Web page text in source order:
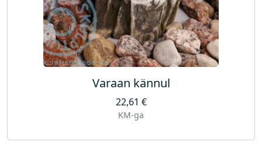
Varaan kännul
22,61 €
KM-ga